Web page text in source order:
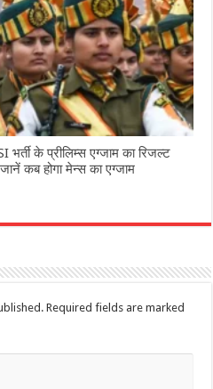
के प्रीलिम्स एग्जाम का रिजल्ट
कब होगा मेन्स का एग्जाम
Required fields are marked